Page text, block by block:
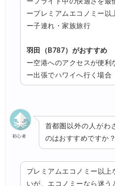
ープレミアムエコノミー以
ー子連れ・家族旅行
羽田（B787）がおすすめ
ー空港へのアクセスが便利
ー出張でハワイへ行く場合
初心者
首都圏以外の人がわ
のはおすすめですか？
プレミアムエコノミー以上
いが、エコノミーなら迷う